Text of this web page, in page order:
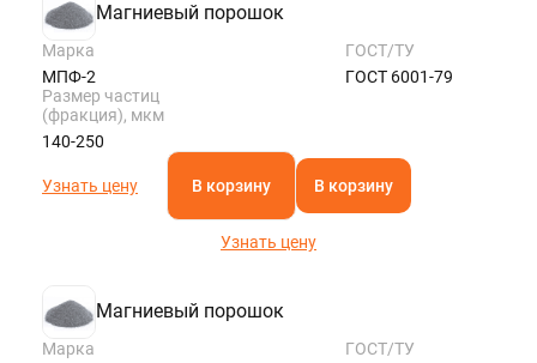
Магниевый порошок
Марка
МПФ-2
ГОСТ/ТУ
ГОСТ 6001-79
Размер частиц
(фракция), мкм
140-250
Узнать цену В корзину В корзину
Узнать цену
Магниевый порошок
Марка
ГОСТ/ТУ